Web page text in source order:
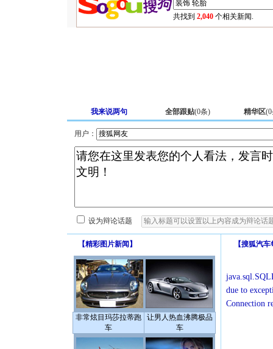
共找到 2,040 个相关新闻.
我来说两句 全部跟贴(0条) 精华区(0
用户：
设为辩论话题
【精彩图片新闻 】
非常炫目玛莎拉蒂跑
车
让男人热血沸腾极品
车
【搜狐汽车
due to
Connection